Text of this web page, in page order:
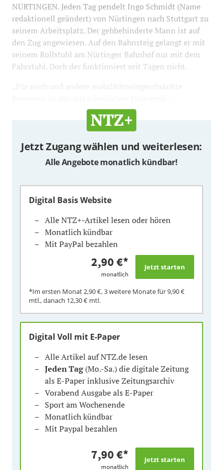
NÜRTINGEN. Jeden Tag pendelt Ingo Schmidt (Name
redaktionell geändert) von Nürtingen nach Stuttgart zu
seinem Arbeitsplatz. Der gehbehinderte Mann ist auf
den Zug angewiesen. Auf den Bahnsteig gelangt er mit
seinem Rollstuhl am Nürtinger Bahnhof nur mit dem
Fahrstuhl. Doch der funktioniert seit Tagen nicht.
„Für mich und andere mobilitätseingeschränkte
Jetzt Zugang wählen und weiterlesen:
Alle Angebote monatlich kündbar!
Digital Basis Website
Alle NTZ+-Artikel lesen oder hören
Monatlich kündbar
Mit PayPal bezahlen
2,90 €*
monatlich
*Im ersten Monat2,90 €, 3 weitere Monate für9,90 €
mtl., danach 12,30 € mtl.
Digital Voll mit E-Paper
Alle Artikel auf NTZ.de lesen
Jeden Tag(Mo.-Sa.) die digitale Zeitung
als E-Paper inklusive Zeitungsarchiv
Vorabend Ausgabe als E-Paper
Sport am Wochenende
Monatlich kündbar
Mit Paypal bezahlen
7,90 €*
monatlich